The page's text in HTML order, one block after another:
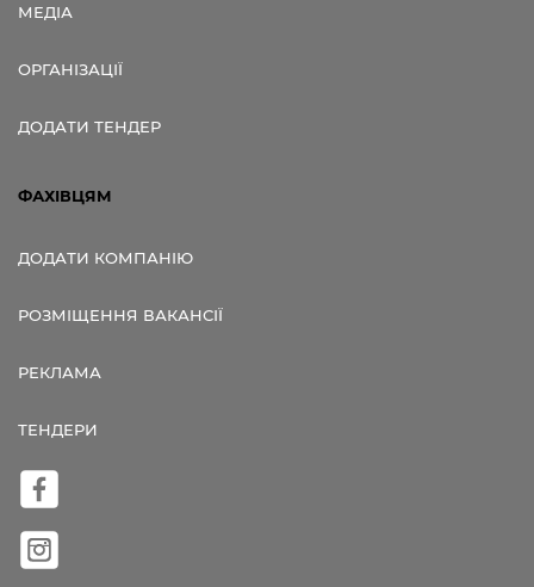
МЕДІА
ОРГАНІЗАЦІЇ
ДОДАТИ ТЕНДЕР
ФАХІВЦЯМ
ДОДАТИ КОМПАНІЮ
РОЗМІЩЕННЯ ВАКАНСІЇ
РЕКЛАМА
ТЕНДЕРИ